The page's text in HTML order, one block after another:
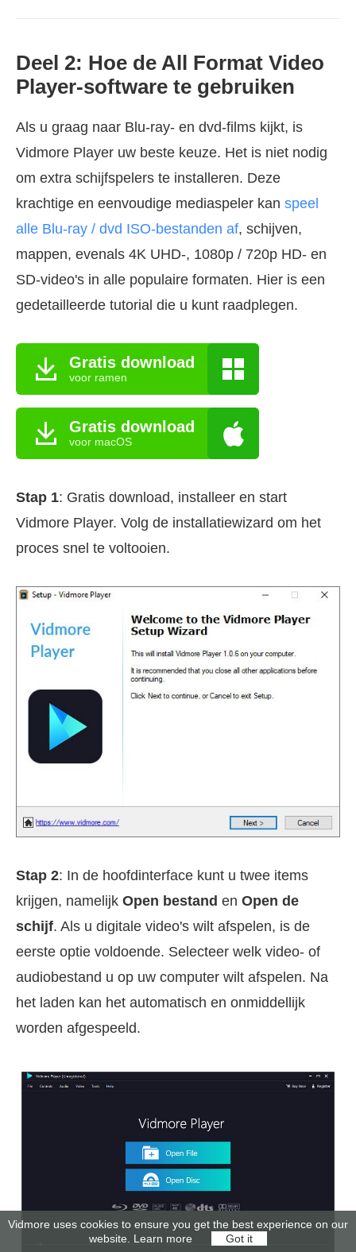
Deel 2: Hoe de All Format Video
Player-software te gebruiken
Als u graag naar Blu-ray- en dvd-films kijkt, is
Vidmore Player uw beste keuze. Het is niet nodig
om extra schijfspelers te installeren. Deze
krachtige en eenvoudige mediaspeler kan speel
alle Blu-ray / dvd ISO-bestanden af, schijven,
mappen, evenals 4K UHD-, 1080p / 720p HD- en
SD-video's in alle populaire formaten. Hier is een
gedetailleerde tutorial die u kunt raadplegen.
Gratis download
voor ramen
Gratis download
voor macOS
Stap 1: Gratis download, installeer en start
Vidmore Player. Volg de installatiewizard om het
proces snel te voltooien.
Stap 2: In de hoofdinterface kunt u twee items
krijgen, namelijk Open bestand en Open de
schijf. Als u digitale video's wilt afspelen, is de
eerste optie voldoende. Selecteer welk video- of
audiobestand u op uw computer wilt afspelen. Na
het laden kan het automatisch en onmiddellijk
worden afgespeeld.
Vidmore uses cookies to ensure you get the best experience on our
website. Learn more Got it